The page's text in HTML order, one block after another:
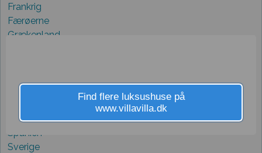
Frankrig
Færøerne
Grækenland
Norge
Schweiz
Spanien
Sverige
Find flere luksushuse på
www.villavilla.dk